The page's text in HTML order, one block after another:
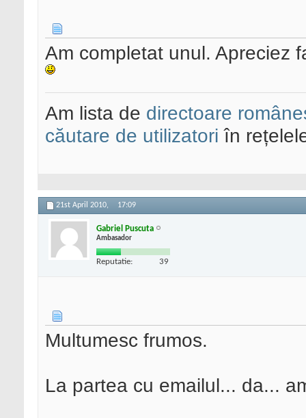
Am completat unul. Apreciez
Am lista de directoare
căutare de utilizatori în
21st April 2010, 17:09
Gabriel Puscuta
Ambasador
Reputatie: 39
Multumesc frumos.
La partea cu emailul... da...